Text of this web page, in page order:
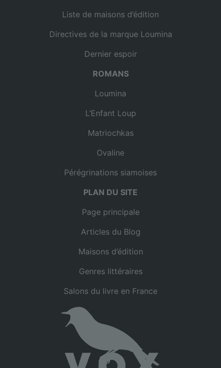
Liste de maisons d’édition
Directives de la marque Loumina
Dernier espoir
ROMANS
Loumina
L’Enfant Loup
Matriochkas
Ovaline
Pérégrinations siamoises
PLAN DU SITE
Page principale
Articles du Blog
Maisons d’édition
Genres littéraires
Salons du livre en France